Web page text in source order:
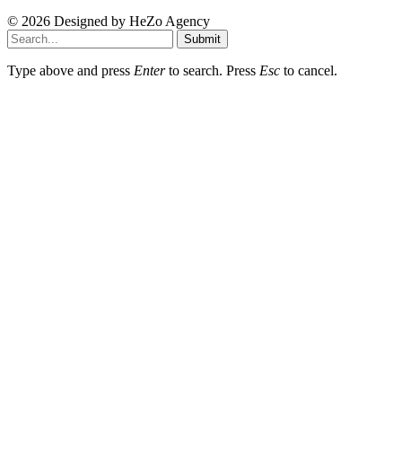
© 2026 Designed by HeZo Agency
Submit
Type above and press Enterto search. Press Esc to cancel.